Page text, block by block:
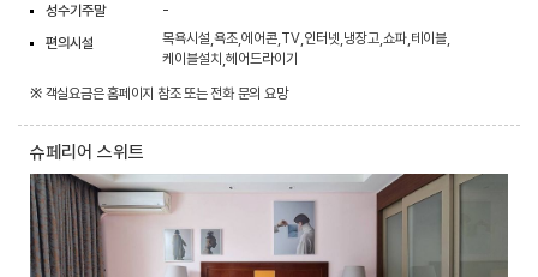
성수기주말
-
편의시설
목욕시설,욕조,에어콘,TV,인터넷,냉장고,쇼파,테이블,
케이블설치,헤어드라이기
※ 객실요금은 홈페이지 참조 또는 전화 문의 요망
슈페리어 스위트